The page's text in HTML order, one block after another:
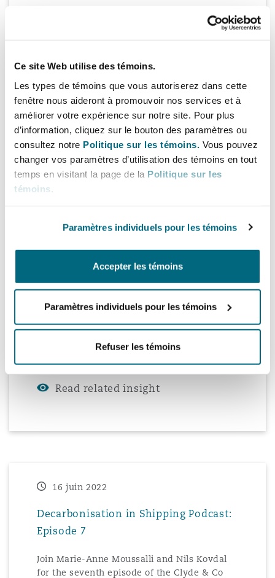
Ce site Web utilise des témoins.
Les types de témoins que vous autoriserez dans cette
fenêtre nous aideront à promouvoir nos services et à
améliorer votre expérience sur notre site. Pour plus
d’information, cliquez sur le bouton des paramètres ou
consultez notre Politique sur les témoins. Vous pouvez
changer vos paramètres d’utilisation des témoins en tout
temps en visitant la page de la Politique sur les
témoins
Paramètres individuels pour les témoins
Accepter les témoins
Paramètres individuels pour les témoins
Refuser les témoins
EU ETS for Shipping: UK and Europe
In light of the EU’s proposal to extend the EU
ETS to include the shipping industry, we
have put together a series of Podcasts with
our international colleagues to focus on the
approach being taken in different
jurisdictions to the decarbonisation of the
maritime industry, with a spotlight on
reactions to the expansion of the EU ETS.
Play Episode
Read related insight
Decarbonisation in Shipping Podcast:
Episode 8
After a summer hiatus, our Decarbonisation
in Shipping podcast returns. Join Marie-Anne
Moussalli and Richard Stephenson for the
eighth episode of our Decarbonisation in
Shipping Podcast.
Play Episode
Read related insight
16 juin 2022
Decarbonisation in Shipping Podcast:
Episode 7
Join Marie-Anne Moussalli and Nils Kovdal
for the seventh episode of the Clyde & Co